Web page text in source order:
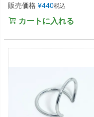
販売価格 ¥440税込
カートに入れる